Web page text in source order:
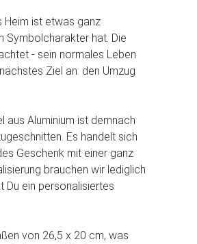
Heim ist etwas ganz
Symbolcharakter hat. Die
- sein normales Leben
Ziel an: den Umzug
aus Aluminium ist demnach
Es handelt sich
Geschenk mit einer ganz
brauchen wir lediglich
Du ein personalisiertes
von 26,5 x 20 cm, was